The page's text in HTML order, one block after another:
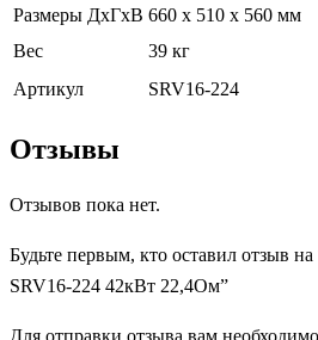
Размеры ДхГхВ 660 x 510 x 560 мм
Вес
39 кг
Артикул
SRV16-224
Отзывы
Отзывов пока нет.
Будьте первым, кто оставил отзыв
SRV16-224 42кВт 22,4Ом”
Для отправки отзыва вам необходимо